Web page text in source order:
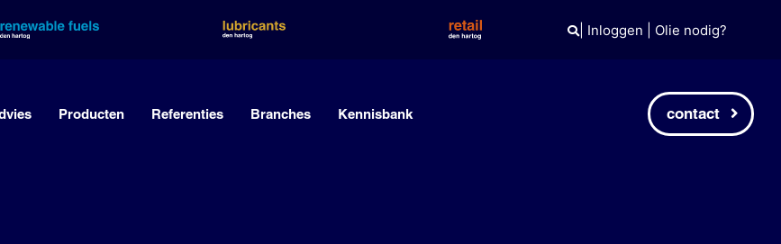
| Inloggen Olie nodig?
Producten Referenties Branches Kennisbank contact